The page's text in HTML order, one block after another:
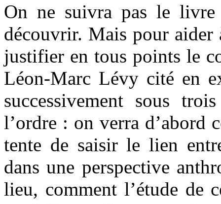
On ne suivra pas le
découvrir. Mais pour aider
justifier en tous points le
Léon-Marc Lévy cité en
successivement sous
l’ordre : on verra d’abord
tente de saisir le lien
dans une perspective
lieu, comment l’étude de